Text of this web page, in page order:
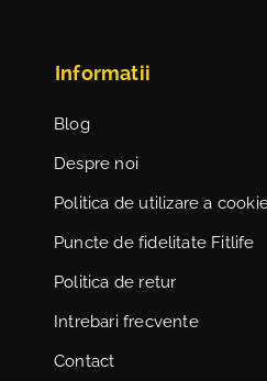
Informatii
Blog
Despre noi
Politica de utilizare a
Puncte de fidelitate Fitlife
Politica de retur
Intrebari frecvente
Contact